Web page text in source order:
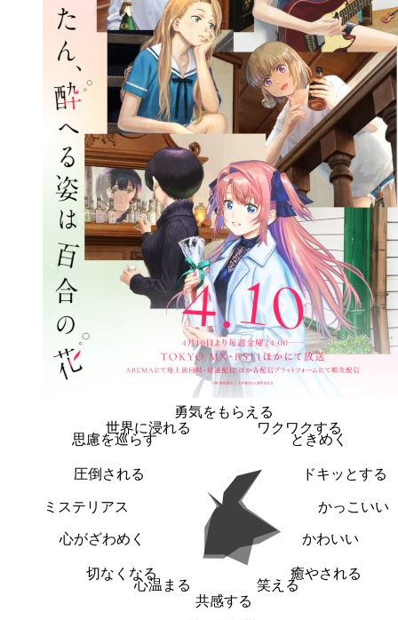
勇気をもらえる
ワクワクする
ときめく
ドキッとする
かっこいい
かわいい
癒やされる
笑える
共感する
心温まる
切なくなる
心がざわめく
ミステリアス
圧倒される
思慮を巡らす
世界に浸れる